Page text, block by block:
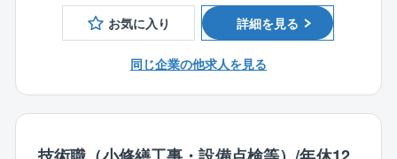
■長期修繕計画表作成：修繕工事の時期及び費用を把握
するための修繕計画を作成します。
■設備点検の確認：関係業者による設備点検等の結果を
■建築士・建築施工管理技士・管工事施工管理技士・電
気主任技術者などの資格をお持ちの方
お気に入り 詳細を見る
同じ企業の他求人を見る